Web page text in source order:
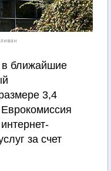
в ближайшие
3,4
за счет